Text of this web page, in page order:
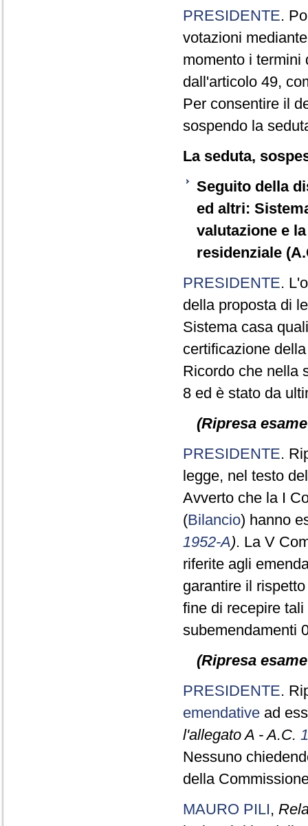
PRESIDENTE.
votazioni
momento i termini
dall'articolo 49,
Per consentire il
sospendo la
La seduta,
Seguito della
ed altri:
valutazione e
residenziale
PRESIDENTE.
della proposta di
Sistema casa
certificazione
Ricordo che nella
8 ed è stato da
(Ripresa
PRESIDENTE.
legge, nel testo
Avverto che la I
(Bilancio) hanno
1952-A). La V
riferite agli
garantire il
fine di recepire
subemendamenti
(Ripresa
PRESIDENTE.
emendative ad
l'allegato A - A.C.
Nessuno
della
MAURO PILI,